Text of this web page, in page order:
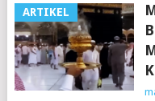
ARTIKEL